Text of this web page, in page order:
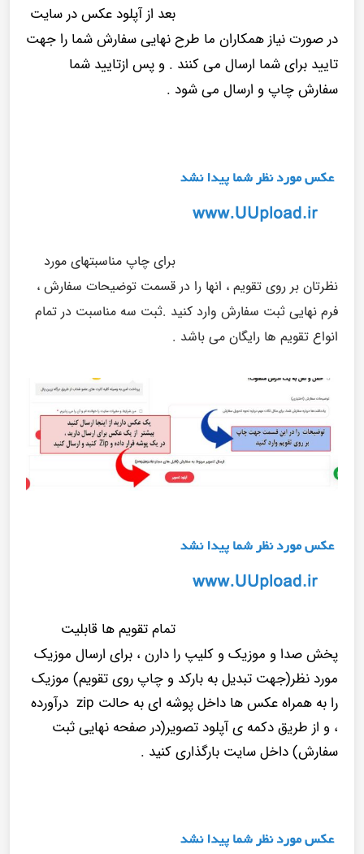
بعد از آپلود عکس در سایت
در صورت نیاز همکاران ما طرح نهایی سفارش شما را جهت
تایید برای شما ارسال می کنند . و پس ازتایید شما
سفارش چاپ و ارسال می شود .
برای چاپ مناسبتهای مورد
نظرتان بر روی تقویم ، انها را در قسمت توضیحات سفارش ،
فرم نهایی ثبت سفارش وارد کنید .ثبت سه مناسبت در تمام
انواع تقویم ها رایگان می باشد .
تمام تقویم ها قابلیت
پخش صدا و موزیک و کلیپ را دارن ، برای ارسال موزیک
مورد نظر(جهت تبدیل به بارکد و چاپ روی تقویم) موزیک
را به همراه عکس ها داخل پوشه ای به حالت zip درآورده
، و از طریق دکمه ی آپلود تصویر(در صفحه نهایی ثبت
سفارش) داخل سایت بارگذاری کنید .